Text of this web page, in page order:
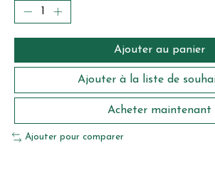
Ajouter au panier
Ajouter à la liste de
Acheter maintenant
Ajouter pour comparer